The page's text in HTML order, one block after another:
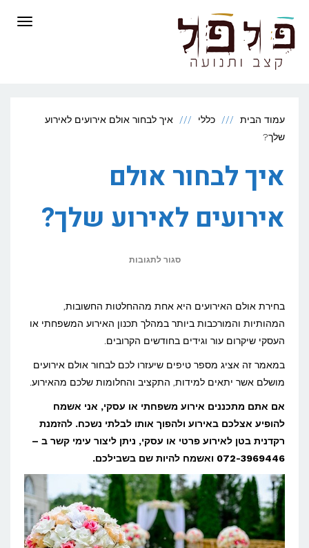
עמוד הבית כללי
איך לבחור אולם אירועים לאירוע
שלך?
איך לבחור אולם
אירועים לאירוע שלך?
סגור לתגובות
לבחור
אולם
אירועים
לאירוע
שלך?
בחירת אולם האירועים היא אחת מההחלטות החשובות,
המהותיות והמורכבות ביותר במהלך תכנון האירוע המשפחתי או
העסקי שיקרום עור וגידים בחודשים הקרובים.
במאמר זה אציג מספר טיפים שיעזרו לכם לבחור אולם אירועים
מושלם אשר יתאים למידות, התקציב והחלומות שלכם מהאירוע.
אם אתם מתכננים אירוע משפחתי או עסקי, אני אשמח
להופיע אצלכם באירוע ולהפוך אותו לבלתי נשכח. להזמנת
רקדנית בטן לאירוע פרטי או עסקי, ניתן ליצור עימי קשר ב –
072-3969446 ואשמח להיות שם בשבילכם.